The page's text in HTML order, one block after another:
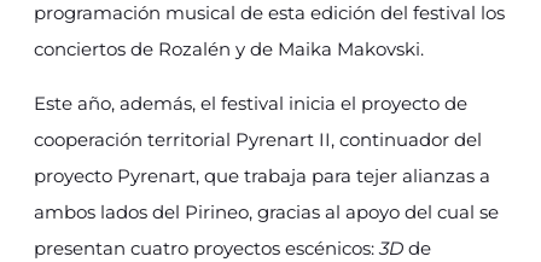
programación musical de esta edición del festival los
conciertos de Rozalén y de Maika Makovski.
Este año, además, el festival inicia el proyecto de
cooperación territorial Pyrenart II, continuador del
proyecto Pyrenart, que trabaja para tejer alianzas a
ambos lados del Pirineo, gracias al apoyo del cual se
presentan cuatro proyectos escénicos:3D de